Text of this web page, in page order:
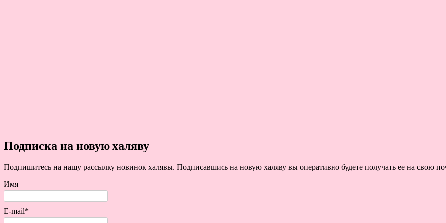
Подписка на новую халяву
Подпишитесь на нашу рассылку новинок халявы. Подписавшись на новую халяву вы оперативно будете получать ее на свою
Имя
E-mail*